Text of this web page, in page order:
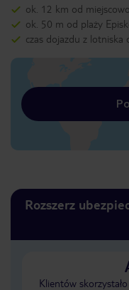
ok. 12 km od
ok. 50 m od plaży
czas dojazdu z lotniska
Rozszerz
Klientów